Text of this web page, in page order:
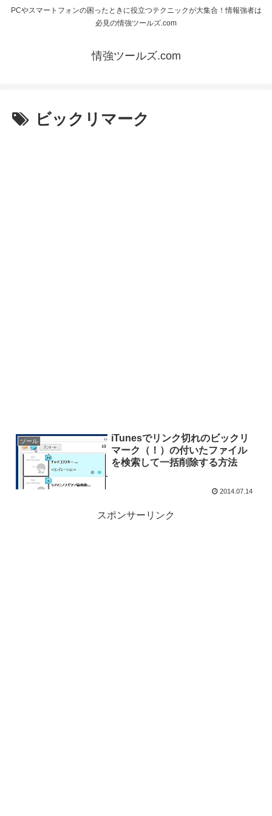
PCやスマートフォンの困ったときに役立つテクニックが大集合！情報強者は
必見の情強ツールズ.com
情強ツールズ.com
ビックリマーク
ツール
iTunesでリンク切れのビックリ
マーク（！）の付いたファイル
を検索して一括削除する方法
2014.07.14
スポンサーリンク